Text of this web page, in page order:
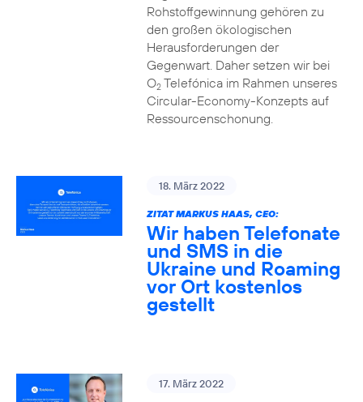
Rohstoffgewinnung gehören zu
den großen ökologischen
Herausforderungen der
Gegenwart. Daher setzen wir bei
O2Telefónica im Rahmen unseres
Circular-Economy-Konzepts auf
Ressourcenschonung.
18. März 2022
ZITAT MARKUS HAAS, CEO:
Wir haben Telefonate
und SMS in die
Ukraine und Roaming
vor Ort kostenlos
gestellt
17. März 2022